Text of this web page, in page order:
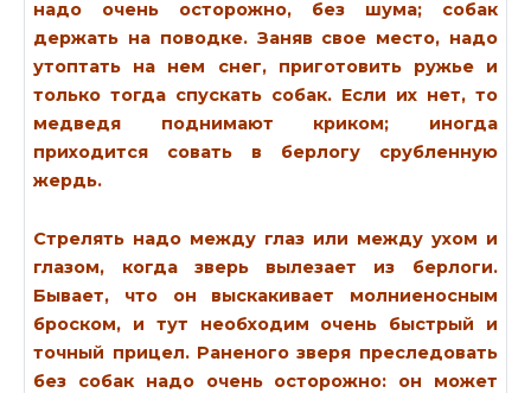
надо очень осторожно, без шума; собак
держать на поводке. Заняв свое место, надо
утоптать на нем снег, приготовить ружье и
только тогда спускать собак. Если их нет, то
медведя поднимают криком; иногда
приходится совать в берлогу срубленную
жердь.
Стрелять надо между глаз или между ухом и
глазом, когда зверь вылезает из берлоги.
Бывает, что он выскакивает молниеносным
броском, и тут необходим очень быстрый и
точный прицел. Раненого зверя преследовать
без собак надо очень осторожно: он может